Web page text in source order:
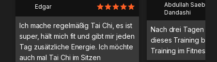
Edgar
Ich mache regelmäßig Tai Chi, es ist
super, hält mich fit und gibt mir jeden
Tag zusätzliche Energie. Ich möchte
auch mal Tai Chi im Sitzen
Abdullah Saeb Al
Dandashi
Nach drei Tagen
dieses Training
Training im